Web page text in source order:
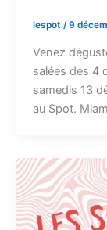
lespot /9
Venez
salées des 4
samedis 13
au Spot.